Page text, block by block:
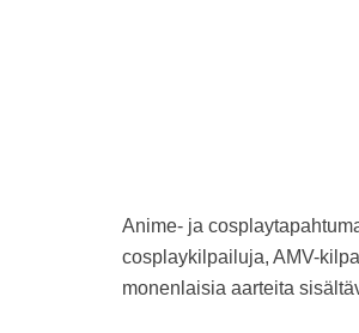
Anime- ja
cosplaykilpailuja, AMV-
monenlaisia aarteita